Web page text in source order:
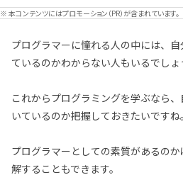
※ 本コンテンツにはプロモーション（PR）が含まれています。
プログラマーに憧れる人の中には、
ているのかわからない人もいるでしょ
これからプログラミングを学ぶなら
いているのか把握しておきたいですね。
プログラマーとしての素質があるの
解することもできます。